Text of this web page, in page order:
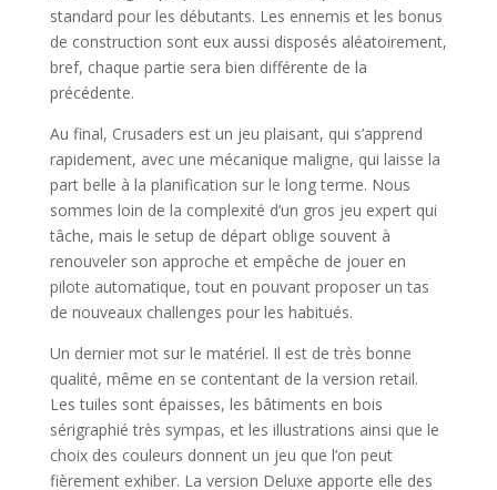
standard pour les débutants. Les ennemis et les bonus
de construction sont eux aussi disposés aléatoirement,
bref, chaque partie sera bien différente de la
précédente.
Au final, Crusaders est un jeu plaisant, qui s’apprend
rapidement, avec une mécanique maligne, qui laisse la
part belle à la planification sur le long terme. Nous
sommes loin de la complexité d’un gros jeu expert qui
tâche, mais le setup de départ oblige souvent à
renouveler son approche et empêche de jouer en
pilote automatique, tout en pouvant proposer un tas
de nouveaux challenges pour les habitués.
Un dernier mot sur le matériel. Il est de très bonne
qualité, même en se contentant de la version retail.
Les tuiles sont épaisses, les bâtiments en bois
sérigraphié très sympas, et les illustrations ainsi que le
choix des couleurs donnent un jeu que l’on peut
fièrement exhiber. La version Deluxe apporte elle des